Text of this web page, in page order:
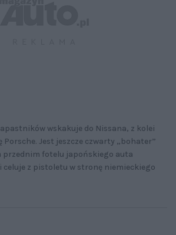
wskakuje do Nissana, z kolei
Porsche. Jest jeszcze czwarty „bohater”
przednim fotelu japońskiego auta
celuje z pistoletu w stronę niemieckiego